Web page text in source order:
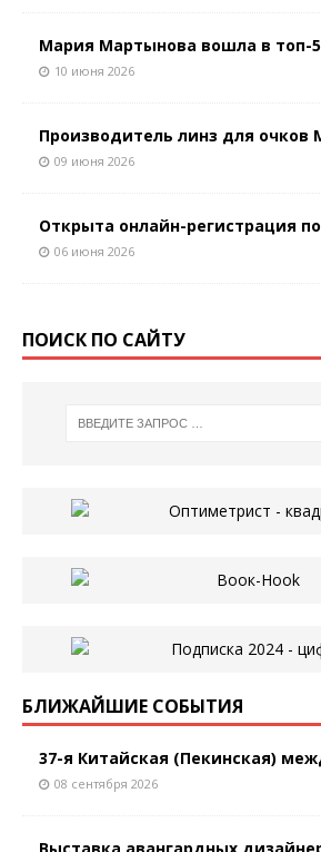
Мария Мартынова вошла в топ-5
10 июня 2026
Производитель линз для очков
09 июня 2026
Открыта онлайн-регистрация
06 июня 2026
ПОИСК ПО САЙТУ
БЛИЖАЙШИЕ СОБЫТИЯ
37-я Китайская (Пекинская)
08 сентября 2026